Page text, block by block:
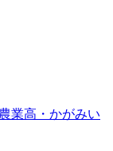
業高・かがみい